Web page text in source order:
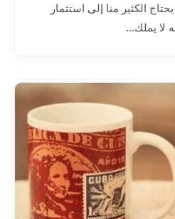
الكثير منا إلى استثمار
لا يملك…